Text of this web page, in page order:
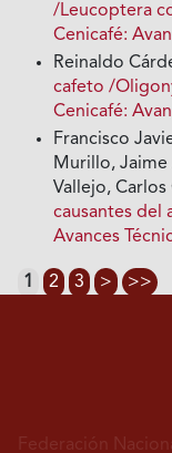
/Leucoptera
Cenicafé:
Reinaldo
cafeto /
Cenicafé:
Francisco
Murillo, Jaime
Vallejo,
causantes del
Avances
1 2 3 > >>
Federación